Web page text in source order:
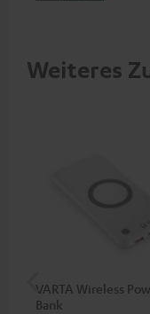
Weiteres
VARTA Wireless
Bank